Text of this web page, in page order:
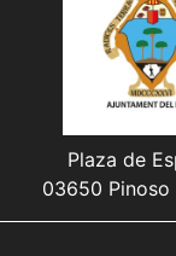
Plaza de
03650 Pinoso